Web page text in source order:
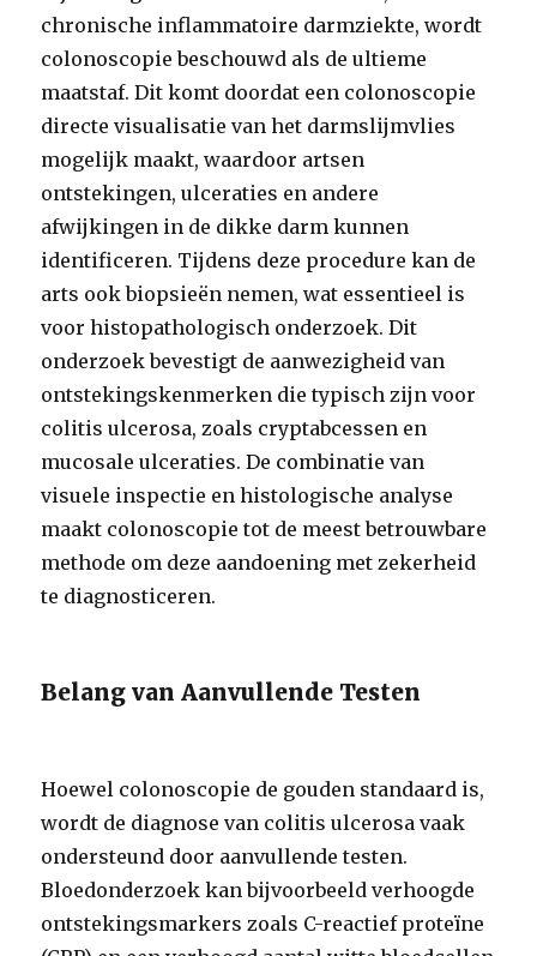
chronische inflammatoire darmziekte, wordt
colonoscopie beschouwd als de ultieme
maatstaf. Dit komt doordat een colonoscopie
directe visualisatie van het darmslijmvlies
mogelijk maakt, waardoor artsen
ontstekingen, ulceraties en andere
afwijkingen in de dikke darm kunnen
identificeren. Tijdens deze procedure kan de
arts ook biopsieën nemen, wat essentieel is
voor histopathologisch onderzoek. Dit
onderzoek bevestigt de aanwezigheid van
ontstekingskenmerken die typisch zijn voor
colitis ulcerosa, zoals cryptabcessen en
mucosale ulceraties. De combinatie van
visuele inspectie en histologische analyse
maakt colonoscopie tot de meest betrouwbare
methode om deze aandoening met zekerheid
te diagnosticeren.
Belang van Aanvullende Testen
Hoewel colonoscopie de gouden standaard is,
wordt de diagnose van colitis ulcerosa vaak
ondersteund door aanvullende testen.
Bloedonderzoek kan bijvoorbeeld verhoogde
ontstekingsmarkers zoals C-reactief proteïne